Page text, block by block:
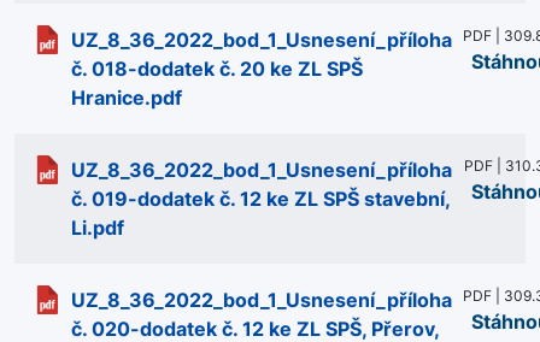
UZ_8_36_2022_bod_1_Usnesení_příloha
č. 018-dodatek č. 20 ke ZL SPŠ
Hranice.pdf
PDF |
UZ_8_36_2022_bod_1_Usnesení_příloha
č. 019-dodatek č. 12 ke ZL SPŠ stavební,
Li.pdf
PDF |
UZ_8_36_2022_bod_1_Usnesení_příloha
č. 020-dodatek č. 12 ke ZL SPŠ, Přerov,
PDF |